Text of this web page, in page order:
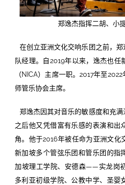
郑逸杰指挥二胡、小
在创立亚洲文化交响乐团之前，
队经理。自2019年以来，逸杰也
（NICA）主席一职。2017年至
师管乐协会主席。
郑逸杰因其对音乐的敏感度和充满
之后他又凭借富有乐感的表演和出
角。他于2016年被任命为亚洲文化
新加坡多个管弦乐团和管乐团的指
加坡理工学院、安德森——实龙岗
多利亚初级学院、公教中学、圣婴